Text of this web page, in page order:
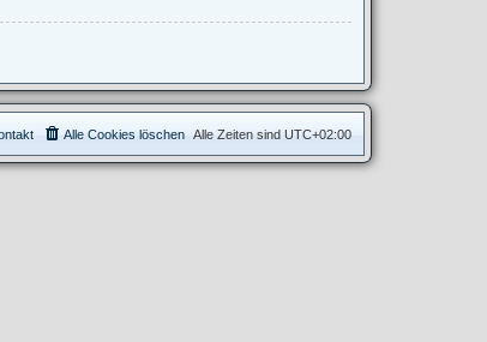
Alle Zeiten sind UTC+02:00
Alle Cookies löschen